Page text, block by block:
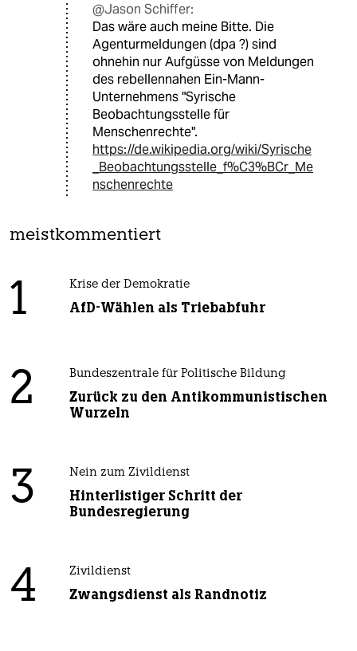
@Jason Schiffer:
Das wäre auch meine Bitte. Die
Agenturmeldungen (dpa ?) sind
ohnehin nur Aufgüsse von Meldungen
des rebellennahen Ein-Mann-
Unternehmens "Syrische
Beobachtungsstelle für
Menschenrechte".
https://de.wikipedia.org/wiki/Syrische
_Beobachtungsstelle_f%C3%BCr_Me
nschenrechte
meistkommentiert
1 Krise der Demokratie
AfD-Wählen als Triebabfuhr
2 Bundeszentrale für Politische Bildung
Zurück zu den Antikommunistischen
Wurzeln
3 Nein zum Zivildienst
Hinterlistiger Schritt der
Bundesregierung
4 Zivildienst
Zwangsdienst als Randnotiz